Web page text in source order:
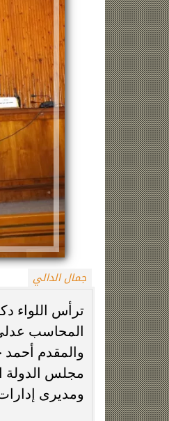
جمال الدالي
ترأس اللواء
المحاسب
والمقدم
مجلس الدولة
ومديرى
زينة عمرو تتوج بجائزة الأفضل بعد
التاريخي لنصف نهائي